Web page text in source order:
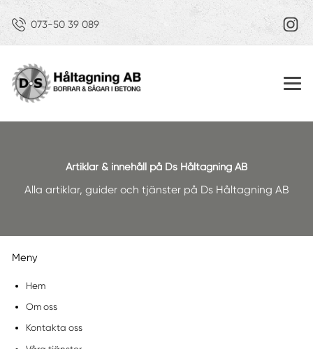
073-50 39 089
Artiklar & innehåll på Ds Håltagning AB
Alla artiklar, guider och tjänster på Ds Håltagning AB
Meny
Hem
Om oss
Kontakta oss